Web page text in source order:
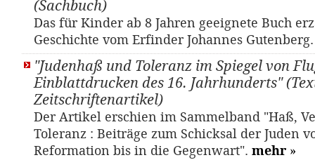
(Sachbuch)
Das für Kinder ab 8 Jahren geeignete Buch
Geschichte vom Erfinder Johannes
"Judenhaß und Toleranz im Spiegel von
Einblattdrucken des 16. Jahrhunderts"
Zeitschriftenartikel)
Der Artikel erschien im Sammelband "Haß,
Toleranz : Beiträge zum Schicksal der Juden
Reformation bis in die Gegenwart". mehr »